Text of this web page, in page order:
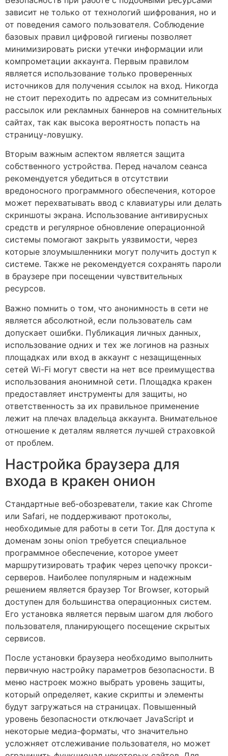
зависит не только от технологий шифрования, но и
от поведения самого пользователя. Соблюдение
базовых правил цифровой гигиены позволяет
минимизировать риски утечки информации или
компрометации аккаунта. Первым правилом
является использование только проверенных
источников для получения ссылок на вход. Никогда
не стоит переходить по адресам из сомнительных
рассылок или рекламных баннеров на сомнительных
сайтах, так как высока вероятность попасть на
страницу-ловушку.
Вторым важным аспектом является защита
собственного устройства. Перед началом сеанса
рекомендуется убедиться в отсутствии
вредоносного программного обеспечения, которое
может перехватывать ввод с клавиатуры или делать
скриншоты экрана. Использование антивирусных
средств и регулярное обновление операционной
системы помогают закрыть уязвимости, через
которые злоумышленники могут получить доступ к
системе. Также не рекомендуется сохранять пароли
в браузере при посещении чувствительных
ресурсов.
Важно помнить о том, что анонимность в сети не
является абсолютной, если пользователь сам
допускает ошибки. Публикация личных данных,
использование одних и тех же логинов на разных
площадках или вход в аккаунт с незащищенных
сетей Wi-Fi могут свести на нет все преимущества
использования анонимной сети. Площадка кракен
предоставляет инструменты для защиты, но
ответственность за их правильное применение
лежит на плечах владельца аккаунта. Внимательное
отношение к деталям является лучшей страховкой
от проблем.
Настройка браузера для
входа в кракен онион
Стандартные веб-обозреватели, такие как Chrome
или Safari, не поддерживают протоколы,
необходимые для работы в сети Tor. Для доступа к
доменам зоны onion требуется специальное
программное обеспечение, которое умеет
маршрутизировать трафик через цепочку прокси-
серверов. Наиболее популярным и надежным
решением является браузер Tor Browser, который
доступен для большинства операционных систем.
Его установка является первым шагом для любого
пользователя, планирующего посещение скрытых
сервисов.
После установки браузера необходимо выполнить
первичную настройку параметров безопасности. В
меню настроек можно выбрать уровень защиты,
который определяет, какие скрипты и элементы
будут загружаться на страницах. Повышенный
уровень безопасности отключает JavaScript и
некоторые медиа-форматы, что значительно
усложняет отслеживание пользователя, но может